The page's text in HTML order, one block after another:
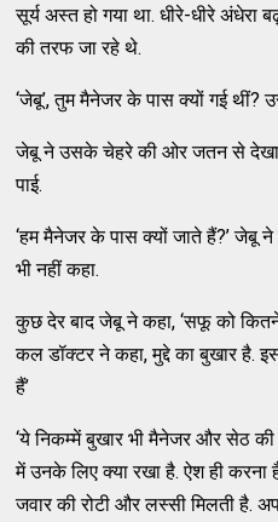
सूर्य अस्त हो गया था. धीरे-धीरे अंधेरा
की तरफ जा रहे थे.
‘जेबू’, तुम मैनेजर के पास क्यों गई थीं?
जेबू ने उसके चेहरे की ओर जतन से
पाई.
‘हम मैनेजर के पास क्यों जाते हैं?’ जेबू
भी नहीं कहा.
कुछ देर बाद जेबू ने कहा, ‘सफू को कितने
कल डॉक्टर ने कहा, मुद्दे का बुखार है.
हैं’
‘ये निकम्में बुखार भी मैनेजर और सेठ
में उनके लिए क्या रखा है. ऐश ही करना
जवार की रोटी और लस्सी मिलती है.